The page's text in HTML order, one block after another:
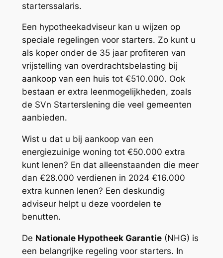
starterssalaris.
Een hypotheekadviseur kan u wijzen op
speciale regelingen voor starters. Zo kunt u
als koper onder de 35 jaar profiteren van
vrijstelling van overdrachtsbelasting bij
aankoop van een huis tot €510.000. Ook
bestaan er extra leenmogelijkheden, zoals
de SVn Starterslening die veel gemeenten
aanbieden.
Wist u dat u bij aankoop van een
energiezuinige woning tot €50.000 extra
kunt lenen? En dat alleenstaanden die meer
dan €28.000 verdienen in 2024 €16.000
extra kunnen lenen? Een deskundig
adviseur helpt u deze voordelen te
benutten.
De Nationale Hypotheek Garantie(NHG) is
een belangrijke regeling voor starters. In